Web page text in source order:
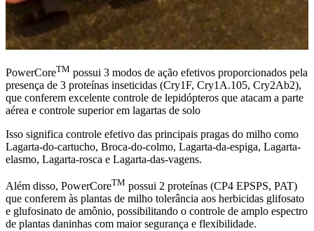
PowerCoreTM possui 3 modos de ação efetivos proporcionados pela
presença de 3 proteínas inseticidas (Cry1F, Cry1A.105, Cry2Ab2),
que conferem excelente controle de lepidópteros que atacam a parte
aérea e controle superior em lagartas de solo
Isso significa controle efetivo das principais pragas do milho como
Lagarta-do-cartucho, Broca-do-colmo, Lagarta-da-espiga, Lagarta-
elasmo, Lagarta-rosca e Lagarta-das-vagens.
Além disso, PowerCoreTM possui 2 proteínas (CP4 EPSPS, PAT)
que conferem às plantas de milho tolerância aos herbicidas glifosato
e glufosinato de amônio, possibilitando o controle de amplo espectro
de plantas daninhas com maior segurança e flexibilidade.